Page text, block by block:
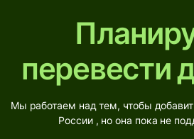
перевести
Мы работаем над тем, чтобы
России , но она пока не